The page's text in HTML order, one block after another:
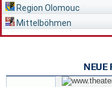
Region Olomouc
Mittelböhmen
NEUE